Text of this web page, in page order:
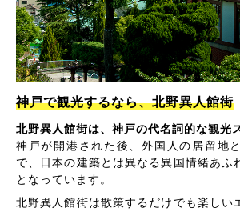
神戸で観光するなら、北野異人館街
北野異人館街は、神戸の代名詞的な観光
神戸が開港された後、外国人の居留地
で、日本の建築とは異なる異国情緒あふ
となっています。
北野異人館街は散策するだけでも楽しい